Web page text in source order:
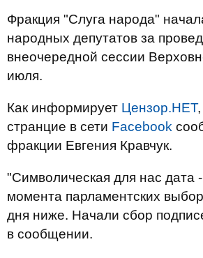
Фракция "Слуга народа"
народных депутатов за
внеочередной сессии
июля.
Как информирует Цензор.НЕТ
странцие в сети Facebook
фракции Евгения Кравчук.
"Символическая для нас дата
момента парламентских
дня ниже. Начали сбор
в сообщении.